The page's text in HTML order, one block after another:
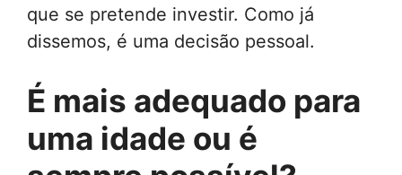
que se pretende investir. Como já
dissemos, é uma decisão pessoal.
É mais adequado para
uma idade ou é